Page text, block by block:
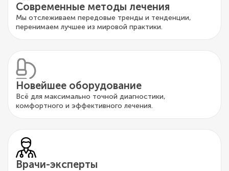
Современные методы лечения
Мы отслеживаем передовые тренды и тенденции,
перенимаем лучшее из мировой практики.
Новейшее оборудование
Всё для максимально точной диагностики,
комфортного и эффективного лечения.
Врачи-эксперты